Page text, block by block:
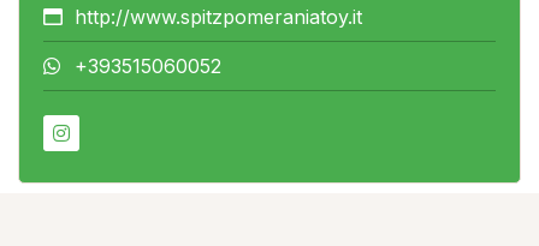
http://www.spitzpomeraniatoy.it
+393515060052